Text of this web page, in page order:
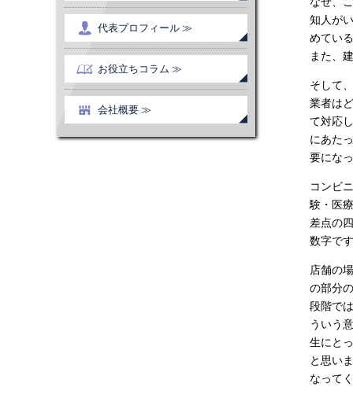
代表プロフィール ≫
お役立ちコラム ≫
会社概要 ≫
知人が
めてい
また、
そして
業者は
て対応
にあた
要にな
コンビ
験・医
差点の
数字で
店舗の
の部分
段階で
ういう
生にと
と思い
なって